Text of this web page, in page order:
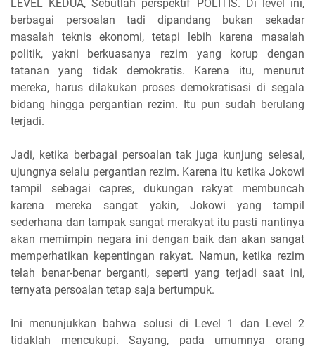
LEVEL KEDUA, Sebutlah perspektif POLITIS. Di level ini,
berbagai persoalan tadi dipandang bukan sekadar
masalah teknis ekonomi, tetapi lebih karena masalah
politik, yakni berkuasanya rezim yang korup dengan
tatanan yang tidak demokratis. Karena itu, menurut
mereka, harus dilakukan proses demokratisasi di segala
bidang hingga pergantian rezim. Itu pun sudah berulang
terjadi.
Jadi, ketika berbagai persoalan tak juga kunjung selesai,
ujungnya selalu pergantian rezim. Karena itu ketika Jokowi
tampil sebagai capres, dukungan rakyat membuncah
karena mereka sangat yakin, Jokowi yang tampil
sederhana dan tampak sangat merakyat itu pasti nantinya
akan memimpin negara ini dengan baik dan akan sangat
memperhatikan kepentingan rakyat. Namun, ketika rezim
telah benar-benar berganti, seperti yang terjadi saat ini,
ternyata persoalan tetap saja bertumpuk.
Ini menunjukkan bahwa solusi di Level 1 dan Level 2
tidaklah mencukupi. Sayang, pada umumnya orang